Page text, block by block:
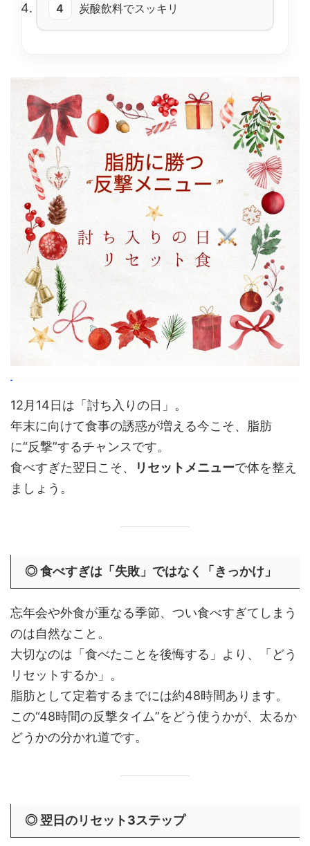
4 炭酸飲料でスッキリ
12月14日は「討ち入りの日」。
年末に向けて食事の誘惑が増える今こそ、脂肪
に“反撃”するチャンスです。
食べすぎた翌日こそ、
リセットメニューで体を整え
ましょう。
◎ 食べすぎは「失敗」ではなく「きっかけ」
忘年会や外食が重なる季節、つい食べすぎてしまう
のは自然なこと。
大切なのは「食べたことを後悔する」より、「どう
リセットするか」。
脂肪として定着するまでには約48時間あります。
この“48時間の反撃タイム”をどう使うかが、太るか
どうかの分かれ道です。
◎ 翌日のリセット3ステップ